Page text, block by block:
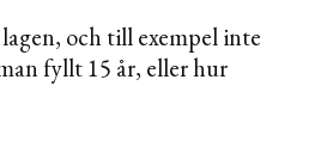
och till exempel inte
fyllt 15 år, eller hur